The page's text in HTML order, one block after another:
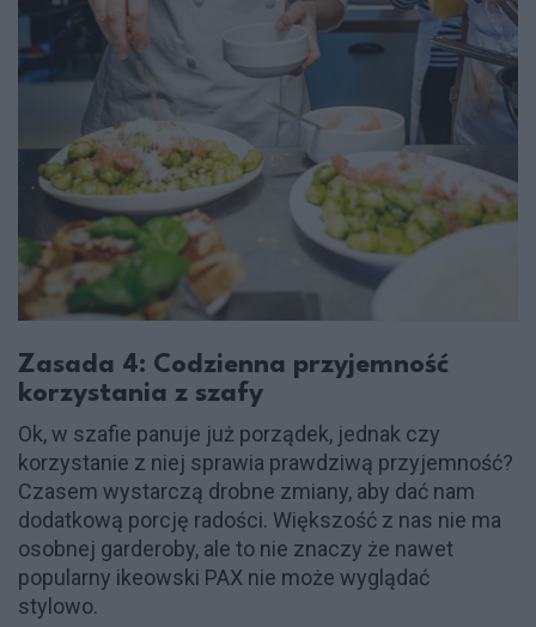
Zasada 4: Codzienna przyjemność
korzystania z szafy
Ok, w szafie panuje już porządek, jednak czy
korzystanie z niej sprawia prawdziwą przyjemność?
Czasem wystarczą drobne zmiany, aby dać nam
dodatkową porcję radości. Większość z nas nie ma
osobnej garderoby, ale to nie znaczy że nawet
popularny ikeowski PAX nie może wyglądać
stylowo.